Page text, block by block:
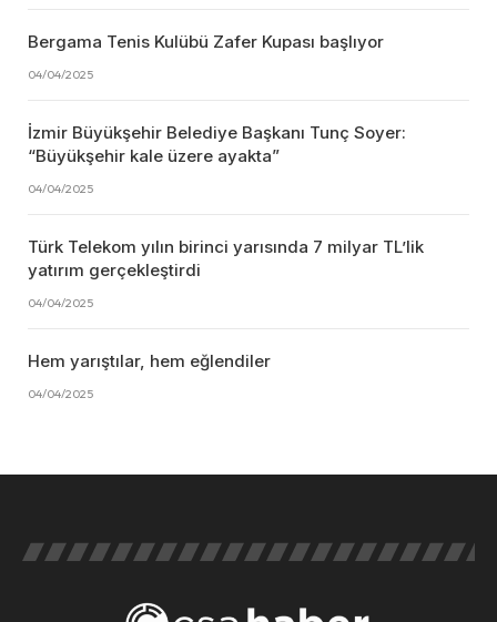
Bergama Tenis Kulübü Zafer Kupası başlıyor
04/04/2025
İzmir Büyükşehir Belediye Başkanı Tunç Soyer:
“Büyükşehir kale üzere ayakta”
04/04/2025
Türk Telekom yılın birinci yarısında 7 milyar TL’lik
yatırım gerçekleştirdi
04/04/2025
Hem yarıştılar, hem eğlendiler
04/04/2025